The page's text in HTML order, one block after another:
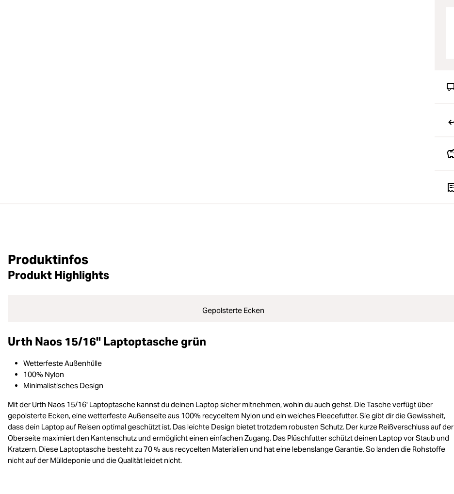
Produktinfos
Produkt Highlights
Gepolsterte Ecken
Urth Naos 15/16" Laptoptasche grün
Wetterfeste Außenhülle
100% Nylon
Minimalistisches Design
Mit der Urth Naos 15/16' Laptoptasche kannst du deinen Laptop sicher mitnehmen, wohin du auch gehst. Die Tasche verfügt über
gepolsterte Ecken, eine wetterfeste Außenseite aus 100% recyceltem Nylon und ein weiches Fleecefutter. Sie gibt dir die Gewissheit,
dass dein Laptop auf Reisen optimal geschützt ist. Das leichte Design bietet trotzdem robusten Schutz. Der kurze Reißverschluss auf der
Oberseite maximiert den Kantenschutz und ermöglicht einen einfachen Zugang. Das Plüschfutter schützt deinen Laptop vor Staub und
Kratzern. Diese Laptoptasche besteht zu 70 % aus recycelten Materialien und hat eine lebenslange Garantie. So landen die Rohstoffe
nicht auf der Mülldeponie und die Qualität leidet nicht.